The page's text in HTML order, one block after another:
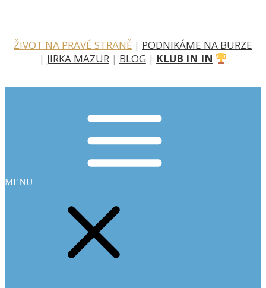
ŽIVOT NA PRAVÉ STRANĚ | PODNIKÁME NA BURZE
| JIRKA MAZUR| BLOG | KLUB IN IN
MENU